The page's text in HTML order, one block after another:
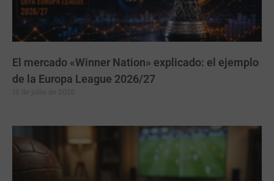
El mercado «Winner Nation» explicado: el ejemplo
de la Europa League 2026/27